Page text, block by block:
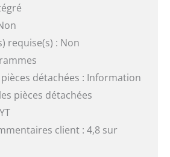
requise(s) : Non
détachées : Information
pièces détachées
client : 4,8 sur